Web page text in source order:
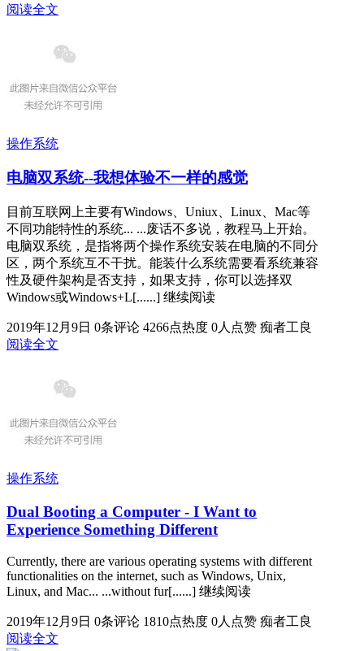
阅读全文
操作系统
电脑双系统--我想体验不一样的感觉
目前互联网上主要有Windows、Uniux、Linux、Mac等
不同功能特性的系统... ...废话不多说，教程马上开始。
电脑双系统，是指将两个操作系统安装在电脑的不同分
区，两个系统互不干扰。能装什么系统需要看系统兼容
性及硬件架构是否支持，如果支持，你可以选择双
Windows或Windows+L[......] 继续阅读
2019年12月9日 0条评论 4266点热度 0人点赞 痴者工良
阅读全文
操作系统
Dual Booting a Computer - I Want to
Experience Something Different
Currently, there are various operating systems with different
functionalities on the internet, such as Windows, Unix,
Linux, and Mac... ...without fur[......] 继续阅读
2019年12月9日 0条评论 1810点热度 0人点赞 痴者工良
阅读全文